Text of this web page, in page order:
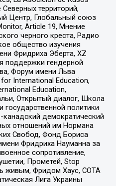
территорий,
Центр, Глобальный союз
Article 19, Мнение
черного креста, Радио
общество изучения
Фридриха Эберта, XZ
поддержки гендерной
Форум имени Льва
International Education,
Education,
Открытый диалог, Школа
политики
демократический
отношений им Нормана
Свобод, Фонд Бориса
Фридриха Науманна за
сопротивление,
Прометей, Stop
живым, Фридом Хаус, СОТА
Лига Украины